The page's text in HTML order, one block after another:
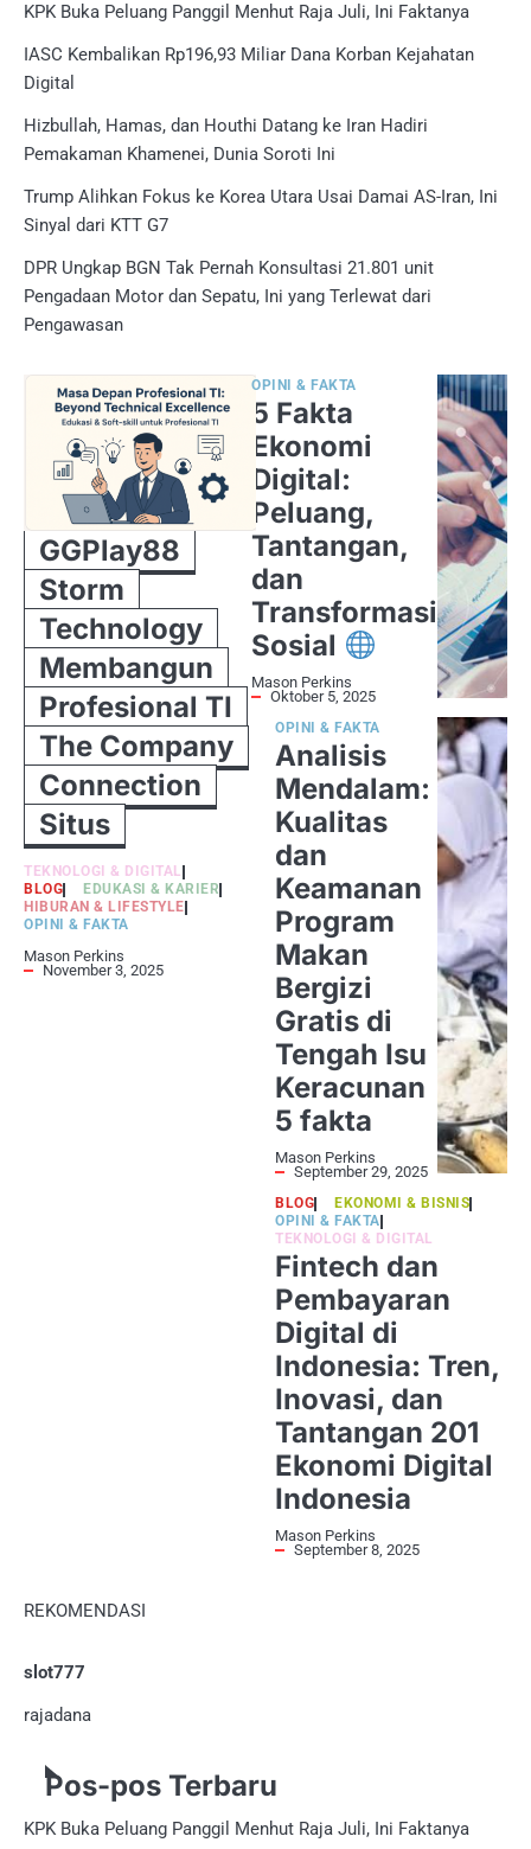
KPK Buka Peluang Panggil Menhut Raja Juli, Ini Faktanya
IASC Kembalikan Rp196,93 Miliar Dana Korban Kejahatan
Digital
Hizbullah, Hamas, dan Houthi Datang ke Iran Hadiri
Pemakaman Khamenei, Dunia Soroti Ini
Trump Alihkan Fokus ke Korea Utara Usai Damai AS-Iran, Ini
Sinyal dari KTT G7
DPR Ungkap BGN Tak Pernah Konsultasi 21.801 unit
Pengadaan Motor dan Sepatu, Ini yang Terlewat dari
Pengawasan
GGPlay88
Storm
Technology
Membangun
Profesional TI
The Company
Connection
Situs
TEKNOLOGI & DIGITAL
BLOG
EDUKASI & KARIER
HIBURAN & LIFESTYLE
OPINI & FAKTA
Mason Perkins
November 3, 2025
5 Fakta
Ekonomi
Digital:
Peluang,
Tantangan,
dan
Transformasi
Sosial
OPINI & FAKTA
Mason Perkins
Oktober 5, 2025
Analisis
Mendalam:
Kualitas
dan
Keamanan
Program
Makan
Bergizi
Gratis di
Tengah Isu
Keracunan
5 fakta
OPINI & FAKTA
Mason Perkins
September 29, 2025
Fintech dan
Pembayaran
Digital di
Indonesia: Tren,
Inovasi, dan
Tantangan 201
Ekonomi Digital
Indonesia
BLOG
EKONOMI & BISNIS
OPINI & FAKTA
TEKNOLOGI & DIGITAL
Mason Perkins
September 8, 2025
REKOMENDASI
slot777
rajadana
Pos-pos Terbaru
KPK Buka Peluang Panggil Menhut Raja Juli, Ini Faktanya